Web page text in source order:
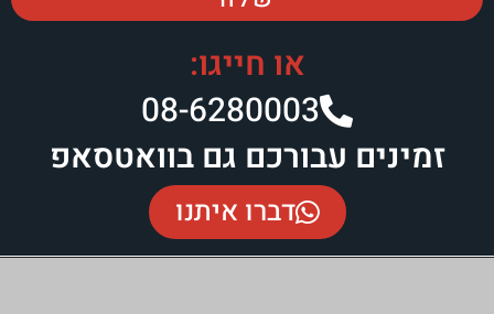
08-6280003​
עבורכם גם בוואטסאפ
דברו איתנו